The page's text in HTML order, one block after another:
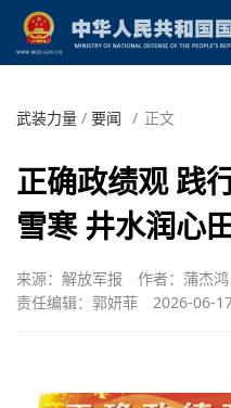
武装力量 / 要闻 / 正文
正确政绩观 践
雪寒 井水润心
来源：解放军报
作者：蒲杰
责任编辑：郭妍菲
2026-06-